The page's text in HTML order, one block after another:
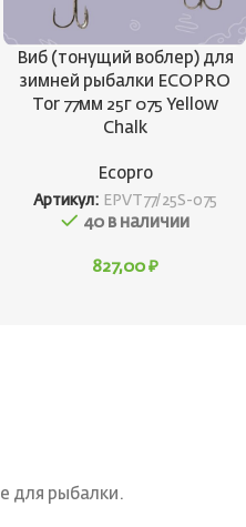
Виб (тонущий воблер) для
зимней рыбалки ECOPRO
Tor 77мм 25г 075 Yellow
Chalk
Ecopro
Артикул: EPVT77/25S-075
40 в наличии
827,00 ₽
для рыбалки.